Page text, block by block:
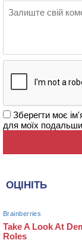
Зберегти моє
для моїх